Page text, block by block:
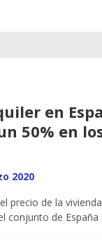
en
50% en
2020
precio de la
conjunto de